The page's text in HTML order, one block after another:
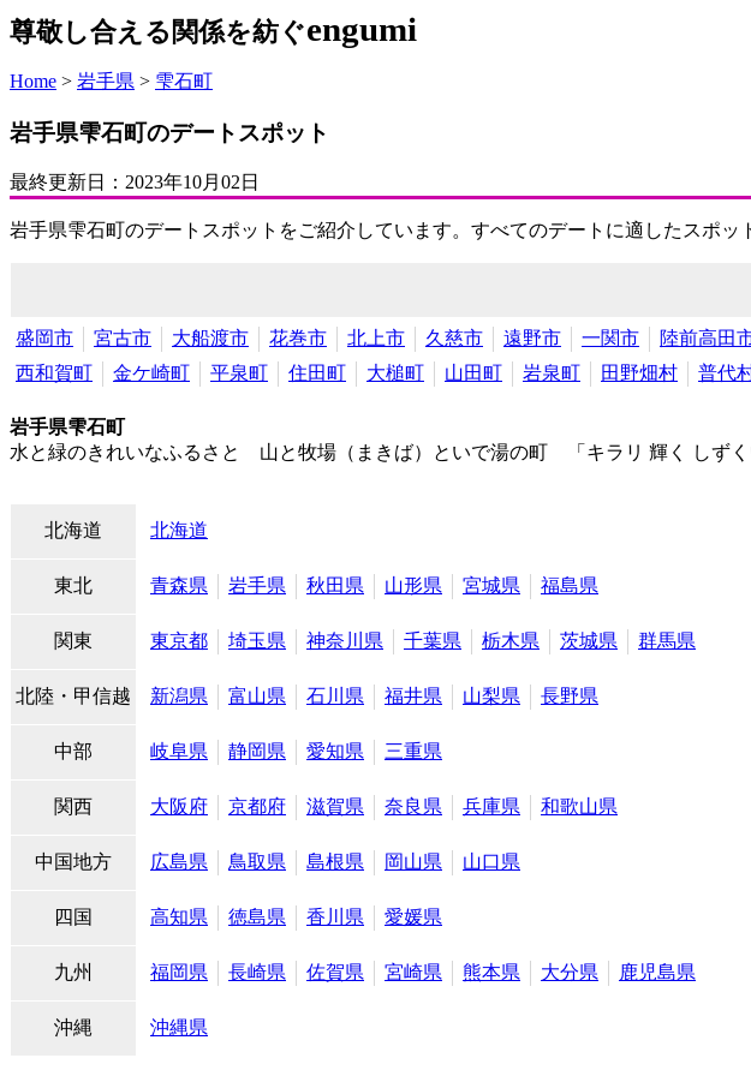
尊敬し合える関係を紡ぐengumi
Home > 岩手県 > 雫石町
岩手県雫石町のデートスポット
最終更新日： 2023年10月02日
岩手県雫石町のデートスポットをご紹介しています。すべてのデートに適したスポ
盛岡市 宮古市 大船渡市 花巻市 北上市 久慈市 遠野市 一関市 陸前高田
西和賀町
金ケ崎町 平泉町 住田町 大槌町 山田町 岩泉町 田野畑村 普代
岩手県雫石町
水と緑のきれいなふるさと 山と牧場（まきば）といで湯の町 「キラリ 輝く しずく
北海道 北海道
東北 青森県 岩手県 秋田県 山形県 宮城県 福島県
関東 東京都 埼玉県 神奈川県 千葉県 栃木県 茨城県 群馬県
北陸・甲信越 新潟県 富山県 石川県 福井県 山梨県 長野県
中部 岐阜県 静岡県 愛知県 三重県
関西 大阪府 京都府 滋賀県 奈良県 兵庫県 和歌山県
中国地方 広島県 鳥取県 島根県 岡山県 山口県
四国 高知県 徳島県 香川県 愛媛県
九州 福岡県 長崎県 佐賀県 宮崎県 熊本県 大分県 鹿児島県
沖縄 沖縄県